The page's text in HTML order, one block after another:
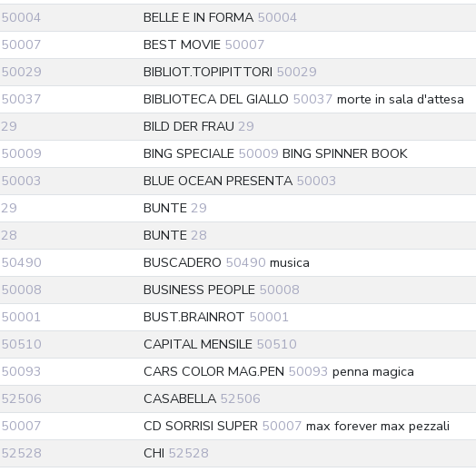
50004 BELLE E IN FORMA 50004
50007 BEST MOVIE 50007
50029 BIBLIOT.TOPIPITTORI 50029
50037 BIBLIOTECA DEL GIALLO 50037 morte in sala d'attesa
29 BILD DER FRAU 29
50009 BING SPECIALE 50009 BING SPINNER BOOK
50003 BLUE OCEAN PRESENTA 50003
29 BUNTE 29
28 BUNTE 28
50490 BUSCADERO 50490 musica
50008 BUSINESS PEOPLE 50008
50001 BUST.BRAINROT 50001
50510 CAPITAL MENSILE 50510
50093 CARS COLOR MAG.PEN 50093 penna magica
52506 CASABELLA 52506
50007 CD SORRISI SUPER 50007 max forever max pezzali
52528 CHI 52528